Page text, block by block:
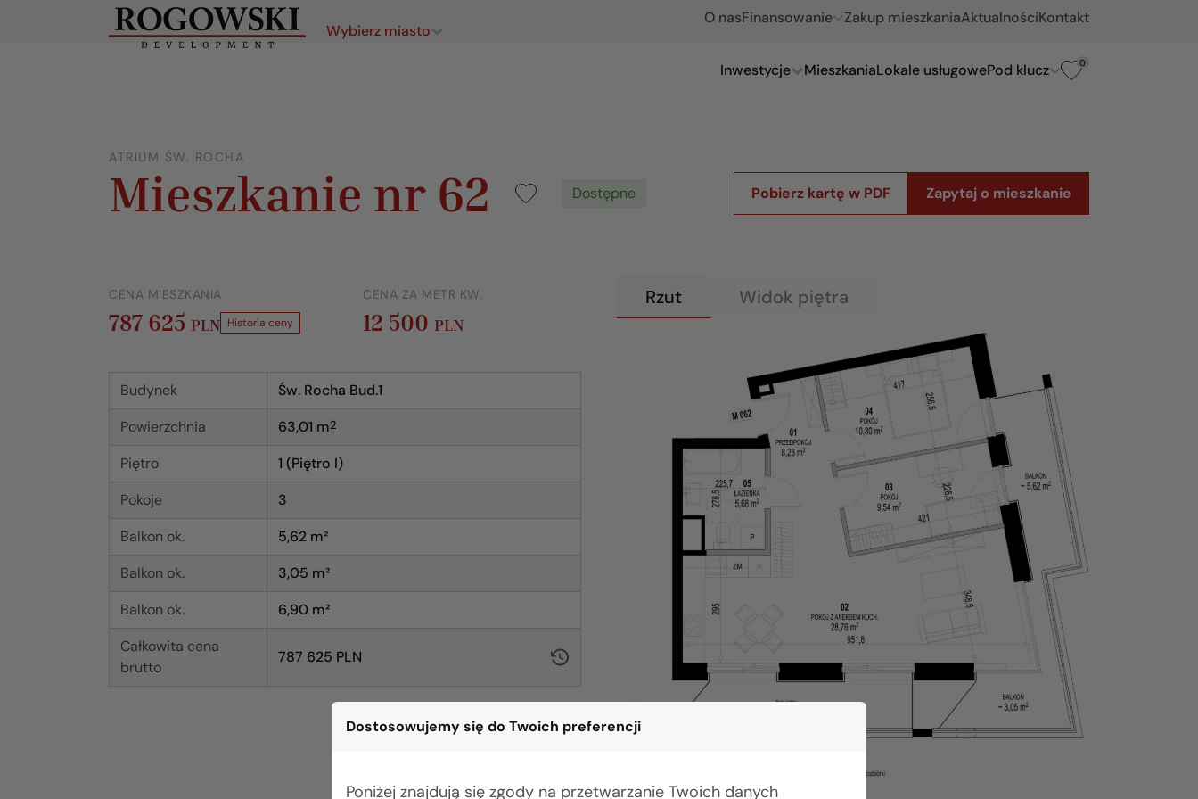
Dostosowujemy się do Twoich preferencji
Poniżej znajdują się zgody na przetwarzanie Twoich danych
O nasFinansowanie Zakup mieszkaniaAktualnościKontakt
Wybierz miasto
Inwestycje MieszkaniaLokale usługowePod klucz 0
ATRIUM ŚW. ROCHA
Mieszkanie nr 62 Dostępne Pobierz kartę w PDF Zapytaj o mieszkanie
CENA MIESZKANIA
787 625 PLN Historia ceny
CENA ZA METR KW.
12 500 PLN
Budynek
Św. Rocha Bud.1
Powierzchnia
63,01 m2
Piętro
1 (Piętro I)
Pokoje
3
Balkon ok.
5,62 m²
Balkon ok.
3,05 m²
Balkon ok.
6,90 m²
Całkowita cena
brutto
787 625 PLN
Rzut Widok piętra